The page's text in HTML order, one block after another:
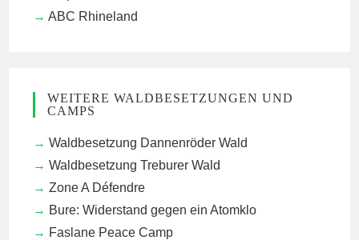
ABC Rhineland
WEITERE WALDBESETZUNGEN UND
CAMPS
Waldbesetzung Dannenröder Wald
Waldbesetzung Treburer Wald
Zone A Défendre
Bure: Widerstand gegen ein Atomklo
Faslane Peace Camp